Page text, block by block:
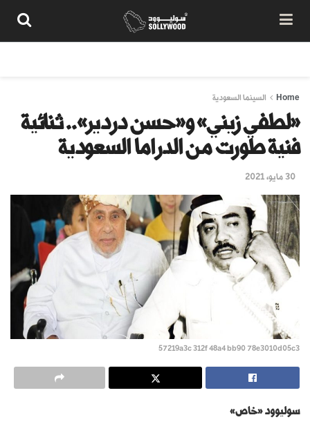
Home السينما السعودية
«لطفي زيني» و«حسن دردير».. ثنائية
فنية طورت من الدراما السعودية
30 مايو، 2021
57219a3c 312f 48a4 bb90 78e3010d05c3
سوليوود «خاص»